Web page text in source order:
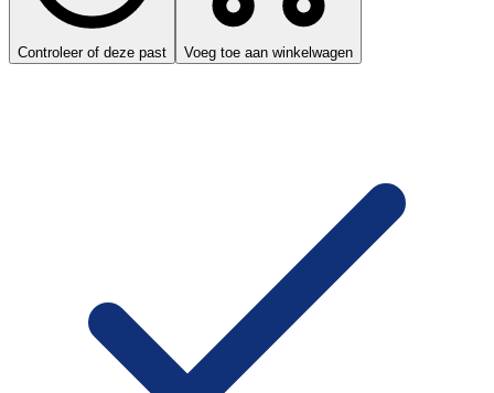
Controleer of deze past Voeg toe aan winkelwagen